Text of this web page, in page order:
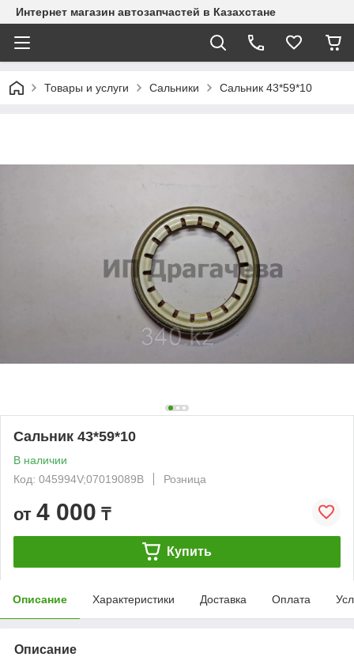
Интернет магазин автозапчастей в Казахстане
Товары и услуги Сальники Сальник 43*59*10
Сальник 43*59*10
В наличии
Код: 045994V;07019089B
Розница
от 4 000 ₸
Купить
Описание Характеристики Доставка Оплата
Описание